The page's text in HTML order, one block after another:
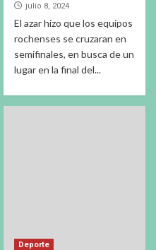
julio 8, 2024
El azar hizo que los equipos
rochenses se cruzaran en
semifinales, en busca de un
lugar en la final del...
Deporte